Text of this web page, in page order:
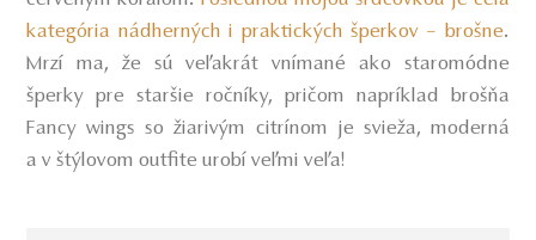
kategória nádherných i praktických šperkov – brošne.
Mrzí ma, že sú veľakrát vnímané ako staromódne
šperky pre staršie ročníky, pričom napríklad brošňa
Fancy wings so žiarivým citrínom je svieža, moderná
a v štýlovom outfite urobí veľmi veľa!